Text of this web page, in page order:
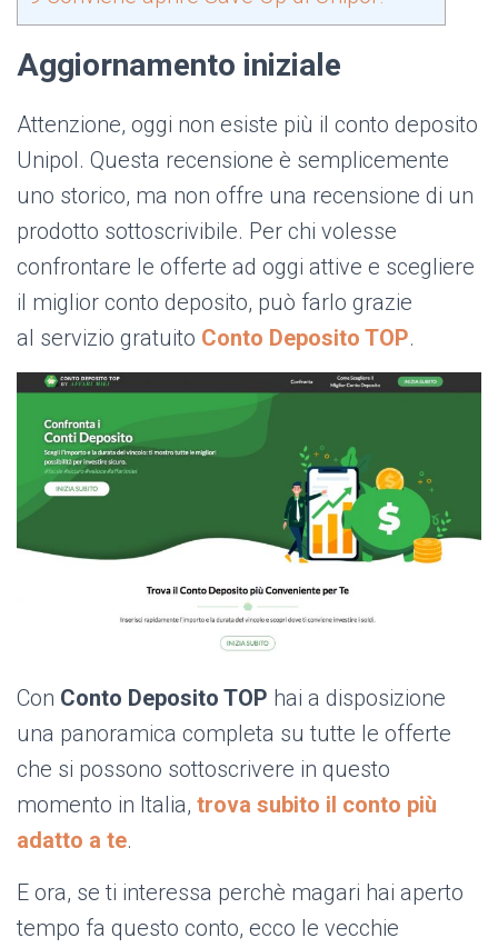
Aggiornamento iniziale
Attenzione, oggi non esiste più il conto deposito
Unipol. Questa recensione è semplicemente
uno storico, ma non offre una recensione di un
prodotto sottoscrivibile. Per chi volesse
confrontare le offerte ad oggi attive e scegliere
il miglior conto deposito, può farlo grazie
al servizio gratuito Conto Deposito TOP.
Con Conto Deposito TOP hai a disposizione
una panoramica completa su tutte le offerte
che si possono sottoscrivere in questo
momento in Italia, trova subito il conto più
adatto a te.
E ora, se ti interessa perchè magari hai aperto
tempo fa questo conto, ecco le vecchie